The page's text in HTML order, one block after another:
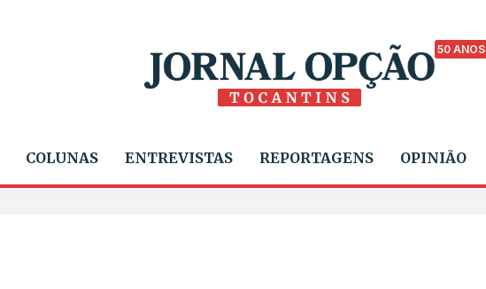
50 ANOS
COLUNAS ENTREVISTAS REPORTAGENS OPINIÃO